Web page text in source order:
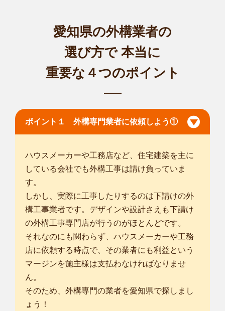
愛知県の外構業者の
選び方で本当に
重要な４つのポイント
ポイント１ 外構専門業者に依頼しよう①
ハウスメーカーや工務店など、住宅建築を主に
している会社でも外構工事は請け負っていま
す。
しかし、実際に工事したりするのは下請けの外
構工事業者です。デザインや設計さえも下請け
の外構工事専門店が行うのがほとんどです。
それなのにも関わらず、ハウスメーカーや工務
店に依頼する時点で、その業者にも利益という
マージンを施主様は支払わなければなりませ
ん。
そのため、外構専門の業者を愛知県で探しまし
ょう！